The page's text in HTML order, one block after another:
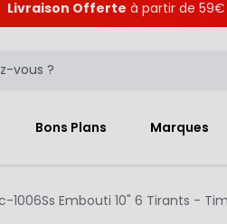
Livraison Offerte à partir de 59€
Bons Plans Marques
1006Ss Embouti 10" 6 Tirants -